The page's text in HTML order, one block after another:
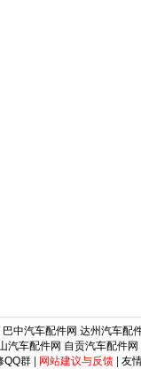
巴中汽车配件网 达州汽车配
汽车配件网 自贡汽车配件网
QQ群| 网站建议与反馈| 友